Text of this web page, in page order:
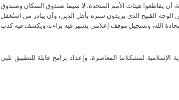
أن يقاطعوا هيئات الأمم المتحدة، لا سيما صندوق السكان وصندوق
الوجه القبيح الذي يريدون ستره بأهل الدين، وأن يبادر من استُغفل
الله، وتسجيل موقف إعلامي يشهر فيه براءته ويكشف فيه كذب
لمشكلاتنا المعاصرة، وإعداد برامج قابلة للتطبيق تلبي